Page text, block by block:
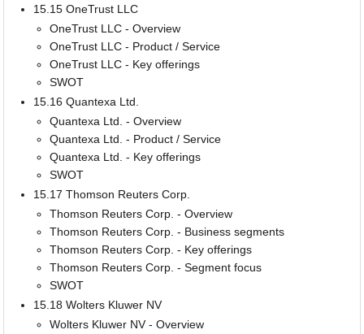
15.15 OneTrust LLC
OneTrust LLC - Overview
OneTrust LLC - Product / Service
OneTrust LLC - Key offerings
SWOT
15.16 Quantexa Ltd.
Quantexa Ltd. - Overview
Quantexa Ltd. - Product / Service
Quantexa Ltd. - Key offerings
SWOT
15.17 Thomson Reuters Corp.
Thomson Reuters Corp. - Overview
Thomson Reuters Corp. - Business segments
Thomson Reuters Corp. - Key offerings
Thomson Reuters Corp. - Segment focus
SWOT
15.18 Wolters Kluwer NV
Wolters Kluwer NV - Overview